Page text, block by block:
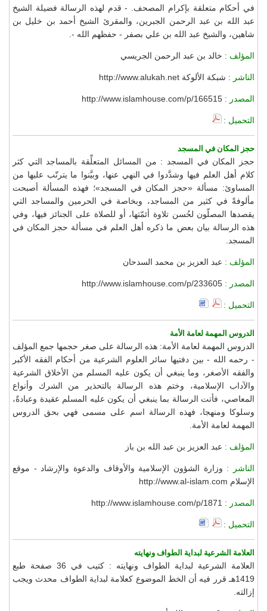
في أحكام متعلقة بإكرام المصحف. - قدم لهذه الرسالة فضيلة الشيخ
عبد الله بن عبد الرحمن الجبرين، والمقرئ الشيخ أحمد بن خليل بن
شاهين، والشيخ عبد الله بن علي بصفر - حفظهم الله -.
المؤلف : خالد بن عبد الرحمن الجريسي
الناشر : شبكة الألوكة http://www.alukah.net
المصدر : http://www.islamhouse.com/p/166515
التحميل :
حجز المكان في المسجد
حجز المكان في المسجد : من المسائل المتعلِّقة بالمساجد التي كثر
كلام أهل العلم فيها وشدَّدوا في النهي عنها، وبيَّنوا ما يترتّب عليها من
المساوئ: مسألة «حجز المكان في المسجد»؛ فهذه المسألة أصبحت
مألوفةً في كثير من المساجد، وبخاصة في الحرمين والمساجد التي
يقصدها المصلّون لحُسن تلاوة أئمّتها، أو للصلاة على الجنائز فيها، وفي
هذه الرسالة بيان بعض ما ذكره أهل العلم في مسألة حجز المكان في
المسجد.
المؤلف : عبد العزيز بن محمد السدحان
المصدر : http://www.islamhouse.com/p/233605
التحميل :
الدروس المهمة لعامة الأمة
الدروس المهمة لعامة الأمة: هذه الرسالة على صغر حجمها جمع المؤلف
- رحمه الله - بين دفتيها سائر العلوم الشرعية من أحكام الفقه الأكبر
والفقه الأصغر، وما ينبغي أن يكون عليه المسلم من الأخلاق الشرعية
والآداب الإسلامية، وختم هذه الرسالة بالتحذير من الشرك وأنواع
المعاصي، فأتت الرسالة بما ينبغي أن يكون عليه المسلم عقيدة وعبادةً،
وسلوكا ومنهجا، فهذه الرسالة اسم على مسمى فهي بحق الدروس
المهمة لعامة الأمة.
المؤلف : عبد العزيز بن عبد الله بن باز
الناشر : وزارة الشؤون الإسلامية والأوقاف والدعوة والإرشاد - موقع
الإسلام http://www.al-islam.com
المصدر : http://www.islamhouse.com/p/1871
التحميل :
العلامة الشرعية لبداية الطواف ونهايته
العلامة الشرعية لبداية الطواف ونهايته : كتيب في 36 صفحة طبع
1419هـ قرر فيه أن الخط الموضوع كعلامة لبداية الطواف محدث ويجب
إزالته.